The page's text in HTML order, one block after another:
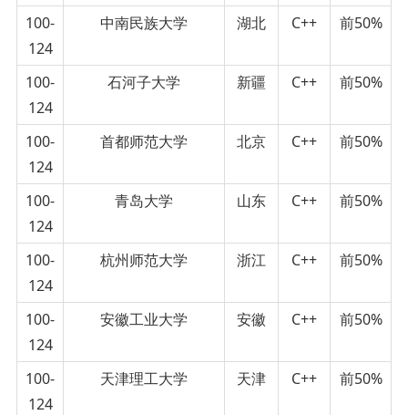
100-
124
中南民族大学 湖北 C++ 前50%
100-
124
石河子大学 新疆 C++ 前50%
100-
124
首都师范大学 北京 C++ 前50%
100-
124
青岛大学 山东 C++ 前50%
100-
124
杭州师范大学 浙江 C++ 前50%
100-
124
安徽工业大学 安徽 C++ 前50%
100-
124
天津理工大学 天津 C++ 前50%